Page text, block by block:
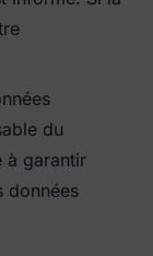
du
à garantir
données